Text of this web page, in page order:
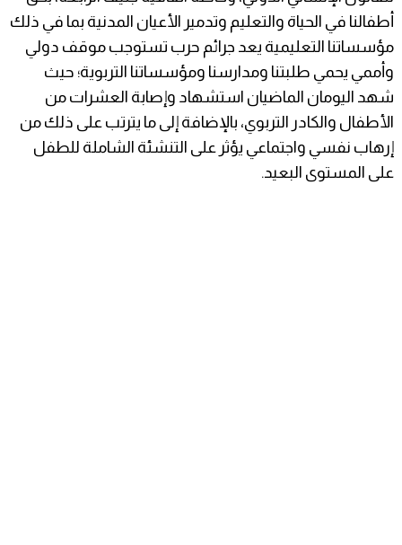
أطفالنا في الحياة والتعليم وتدمير الأعيان المدنية بما في ذلك
مؤسساتنا التعليمية يعد جرائم حرب تستوجب موقف دولي
وأممي يحمي طلبتنا ومدارسنا ومؤسساتنا التربوية؛ حيث
شهد اليومان الماضيان استشهاد وإصابة العشرات من
الأطفال والكادر التربوي، بالإضافة إلى ما يترتب على ذلك من
إرهاب نفسي واجتماعي يؤثر على التنشئة الشاملة للطفل
على المستوى البعيد.